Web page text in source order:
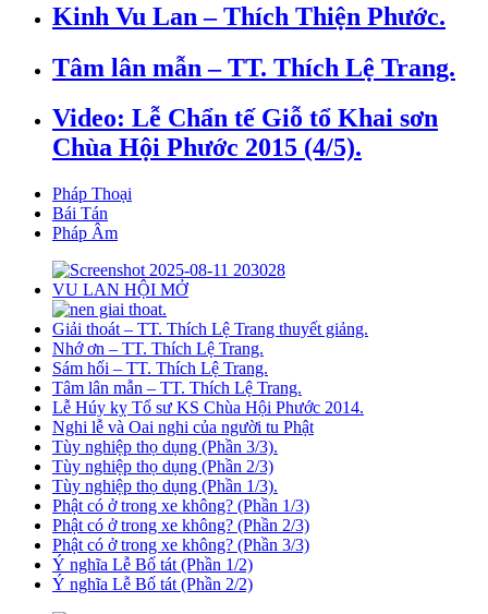
Kinh Vu Lan – Thích Thiện Phước.
Tâm lân mẫn – TT. Thích Lệ Trang.
Video: Lễ Chẩn tế Giỗ tổ Khai sơn
Chùa Hội Phước 2015 (4/5).
Pháp Thoại
Bái Tán
Pháp Âm
VU LAN HỘI MỞ
Giải thoát – TT. Thích Lệ Trang thuyết giảng.
Nhớ ơn – TT. Thích Lệ Trang.
Sám hối – TT. Thích Lệ Trang.
Tâm lân mẫn – TT. Thích Lệ Trang.
Lễ Húy kỵ Tổ sư KS Chùa Hội Phước 2014.
Nghi lễ và Oai nghi của người tu Phật
Tùy nghiệp thọ dụng (Phần 3/3).
Tùy nghiệp thọ dụng (Phần 2/3)
Tùy nghiệp thọ dụng (Phần 1/3).
Phật có ở trong xe không? (Phần 1/3)
Phật có ở trong xe không? (Phần 2/3)
Phật có ở trong xe không? (Phần 3/3)
Ý nghĩa Lễ Bố tát (Phần 1/2)
Ý nghĩa Lễ Bố tát (Phần 2/2)